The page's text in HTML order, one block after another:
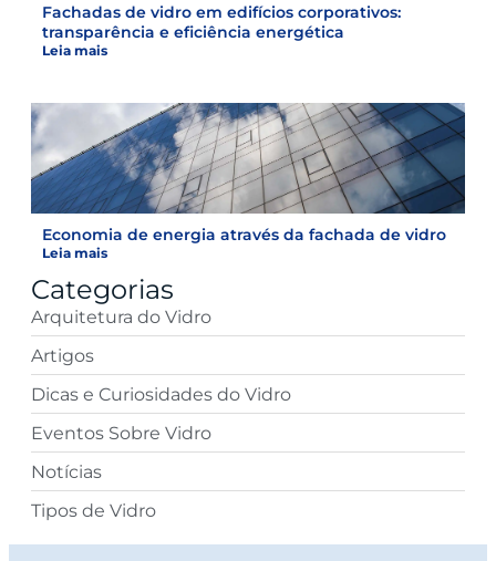
Fachadas de vidro em edifícios corporativos:
transparência e eficiência energética
Leia mais
Economia de energia através da fachada de vidro
Leia mais
Categorias
Arquitetura do Vidro
Artigos
Dicas e Curiosidades do Vidro
Eventos Sobre Vidro
Notícias
Tipos de Vidro